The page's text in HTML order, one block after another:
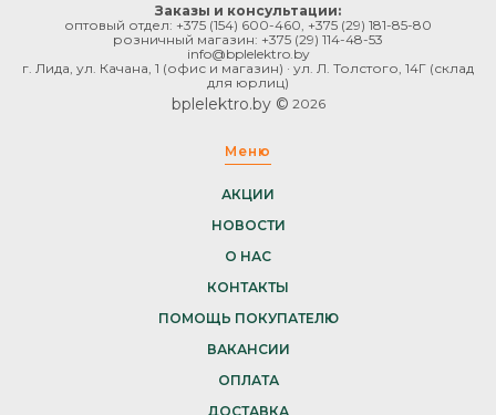
Заказы и консультации:
оптовый отдел: +375 (154) 600-460 +375 (29) 181-85-80
розничный магазин: +375 (29) 114-48-53
info@bplelektro.by
г. Лида, ул. Качана, 1 (офис и магазин) · ул. Л. Толстого, 14Г (склад
для юрлиц)
bplelektro.by © 2026
Меню
АКЦИИ
НОВОСТИ
О НАС
КОНТАКТЫ
ПОМОЩЬ ПОКУПАТЕЛЮ
ВАКАНСИИ
ОПЛАТА
ДОСТАВКА